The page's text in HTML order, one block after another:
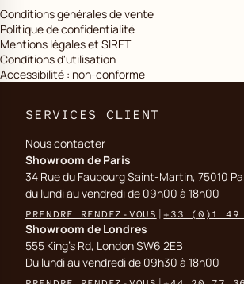
Conditions générales de vente
Politique de confidentialité
Mentions légales et SIRET
Conditions d'utilisation
Accessibilité : non-conforme
SERVICES CLIENT
Nous contacter
Showroom de Paris
34 Rue du Faubourg Saint-Martin, 75010
du lundi au vendredi de 09h00 à 18h00
PRENDRE RENDEZ-VOUS +33 (0)1 49
Showroom de Londres
555 King's Rd, London SW6 2EB
Du lundi au vendredi de 09h30 à 18h00